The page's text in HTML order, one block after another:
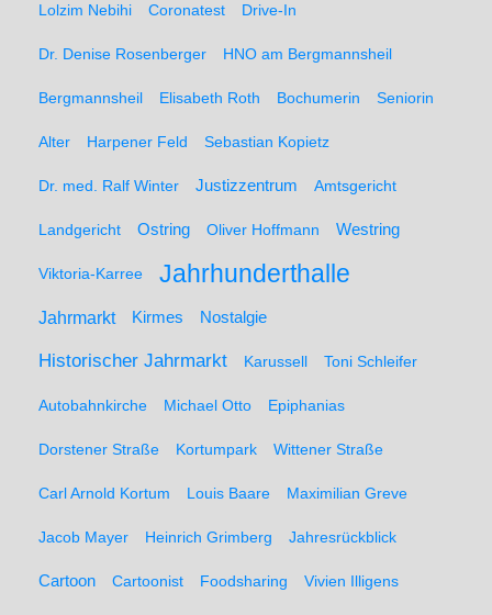
Lolzim Nebihi Coronatest Drive-In
Dr. Denise Rosenberger HNO am Bergmannsheil
Bergmannsheil Elisabeth Roth Bochumerin Seniorin
Alter Harpener Feld Sebastian Kopietz
Dr. med. Ralf Winter Justizzentrum Amtsgericht
Landgericht Ostring Oliver Hoffmann Westring
Viktoria-Karree Jahrhunderthalle
Jahrmarkt Kirmes Nostalgie
Historischer Jahrmarkt Karussell Toni Schleifer
Autobahnkirche Michael Otto Epiphanias
Dorstener Straße Kortumpark Wittener Straße
Carl Arnold Kortum Louis Baare Maximilian Greve
Jacob Mayer Heinrich Grimberg Jahresrückblick
Cartoon Cartoonist Foodsharing Vivien Illigens